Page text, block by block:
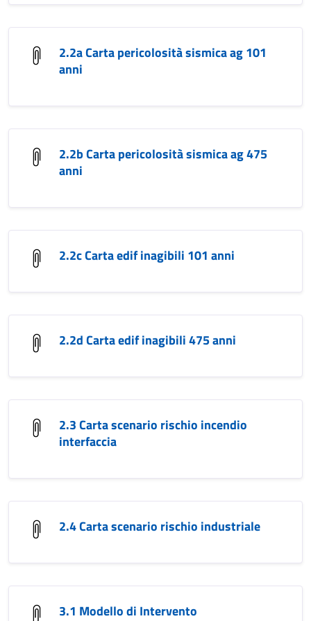
2.2a Carta pericolosità sismica ag 101
anni
2.2b Carta pericolosità sismica ag 475
anni
2.2c Carta edif inagibili 101 anni
2.2d Carta edif inagibili 475 anni
2.3 Carta scenario rischio incendio
interfaccia
2.4 Carta scenario rischio industriale
3.1 Modello di Intervento